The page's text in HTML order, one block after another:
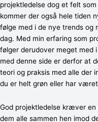
projektledelse dog et felt
kommer der også hele tiden
følge med i de nye trends og
dag. Med min erfaring som
følger derudover meget med
med denne side er derfor at
teori og praksis med alle der
du er helt grøn eller har
God projektledelse kræver
dem alle sammen hen imod